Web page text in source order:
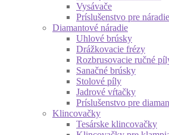
Vysávače
Príslušenstvo pre náradie
Diamantové náradie
Uhlové brúsky
Drážkovacie frézy
Rozbrusovacie ručné
Sanačné brúsky
Stolové píly
Jadrové vŕtačky
Príslušenstvo pre
Klincovačky
Tesárske klincovačky